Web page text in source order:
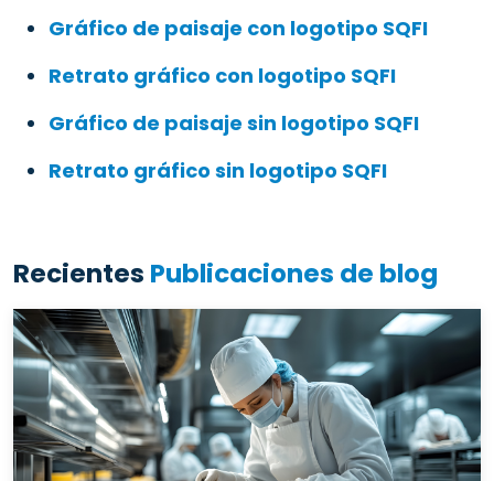
Gráfico de paisaje con logotipo SQFI
Retrato gráfico con logotipo SQFI
Gráfico de paisaje sin logotipo SQFI
Retrato gráfico sin logotipo SQFI
Recientes Publicaciones de blog